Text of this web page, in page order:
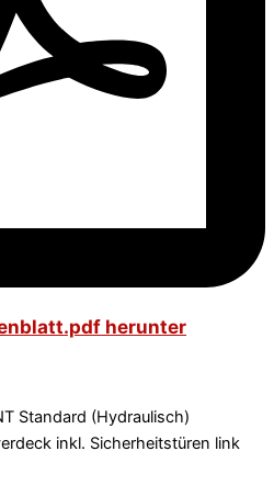
herunter
Standard (Hydraulisch)
inkl. Sicherheitstüren link